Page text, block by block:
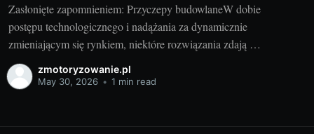
Zasłonięte zapomnieniem: Przyczepy budowlaneW dobie
postępu technologicznego i nadążania za dynamicznie
zmieniającym się rynkiem, niektóre rozwiązania zdają się
być zapomniane, a ich użyteczność niedoceniana. Tak
jest w przypadku przyczep budowlanych, nazywanych
zmotoryzowanie.pl
May 30, 2026 • 1 min read